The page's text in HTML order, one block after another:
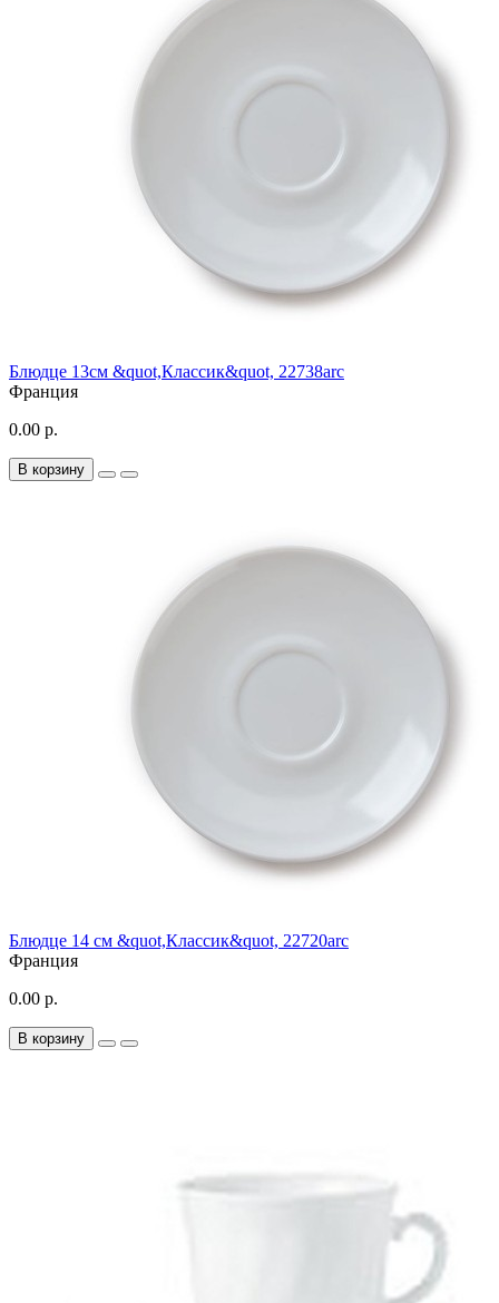
Блюдце 13см &quot,Классик&quot, 22738arc
Франция
0.00 р.
В корзину
Блюдце 14 см &quot,Классик&quot, 22720arc
Франция
0.00 р.
В корзину